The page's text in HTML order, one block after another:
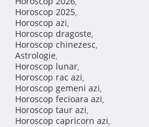
Horoscop 2025,
Horoscop azi,
Horoscop dragoste,
Horoscop chinezesc,
Astrologie,
Horoscop lunar,
Horoscop rac azi,
Horoscop gemeni azi,
Horoscop fecioara azi,
Horoscop taur azi,
Horoscop capricorn azi,